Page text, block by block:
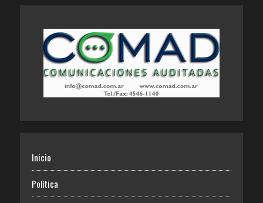
Inicio
Política